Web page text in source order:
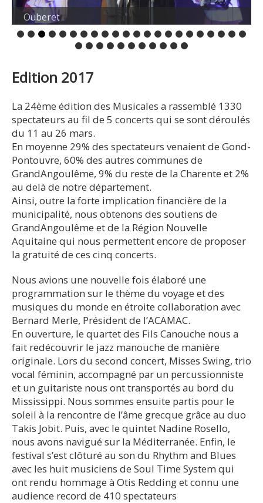
Ouberet
Edition 2017
La 24ème édition des Musicales a rassemblé 1330
spectateurs au fil de 5 concerts qui se sont déroulés
du 11 au 26 mars.
En moyenne 29% des spectateurs venaient de Gond-
Pontouvre, 60% des autres communes de
GrandAngoulême, 9% du reste de la Charente et 2%
au delà de notre département.
Ainsi, outre la forte implication financière de la
municipalité, nous obtenons des soutiens de
GrandAngoulême et de la Région Nouvelle
Aquitaine qui nous permettent encore de proposer
la gratuité de ces cinq concerts.
Nous avions une nouvelle fois élaboré une
programmation sur le thème du voyage et des
musiques du monde en étroite collaboration avec
Bernard Merle, Président de l’ACAMAC.
En ouverture, le quartet des Fils Canouche nous a
fait redécouvrir le jazz manouche de manière
originale. Lors du second concert, Misses Swing, trio
vocal féminin, accompagné par un percussionniste
et un guitariste nous ont transportés au bord du
Mississippi. Nous sommes ensuite partis pour le
soleil à la rencontre de l’âme grecque grâce au duo
Takis Jobit. Puis, avec le quintet Nadine Rosello,
nous avons navigué sur la Méditerranée. Enfin, le
festival s’est clôturé au son du Rhythm and Blues
avec les huit musiciens de Soul Time System qui
ont rendu hommage à Otis Redding et connu une
audience record de 410 spectateurs